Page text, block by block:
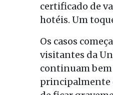
certificado de
hotéis. Um
Os casos
visitantes da
continuam bem
principalmente